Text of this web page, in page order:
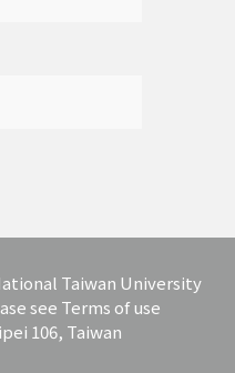
Taiwan University
see Terms of use
106, Taiwan